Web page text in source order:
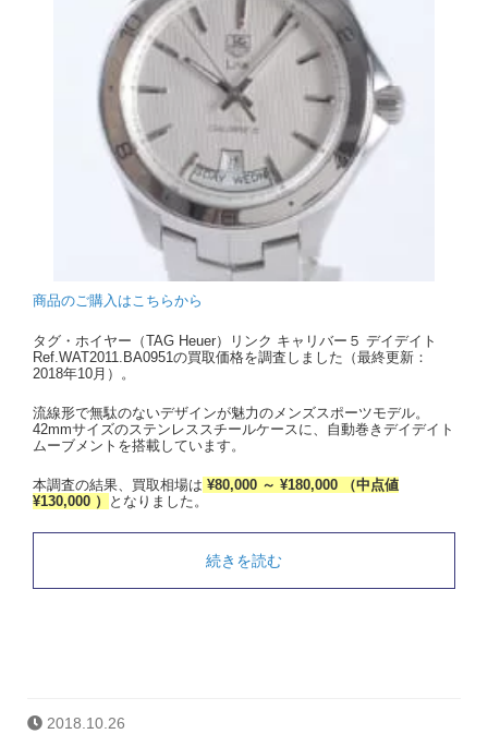
商品のご購入はこちらから
タグ・ホイヤー（TAG Heuer）リンク キャリバー５ デイデイト
Ref.WAT2011.BA0951の買取価格を調査しました（最終更新：
2018年10月）。
流線形で無駄のないデザインが魅力のメンズスポーツモデル。
42mmサイズのステンレススチールケースに、自動巻きデイデイト
ムーブメントを搭載しています。
本調査の結果、買取相場は ¥80,000 ～ ¥180,000 （中点値
¥130,000 ）
となりました。
続きを読む
2018.10.26